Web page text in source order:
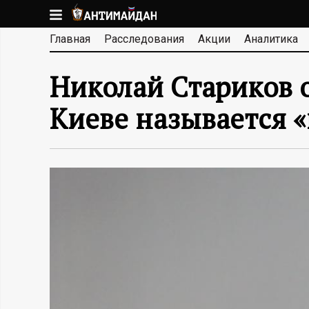
к
основномуА
Н
Т
И
М
Главная Расследования Акции Аналитика
Николай Стариков
Киеве называется